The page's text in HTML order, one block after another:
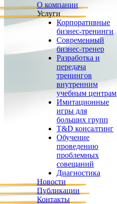
О компании
Услуги
Корпоративные
бизнес-тренинги
Современный
бизнес-тренер
Разработка и
передача
тренингов
внутренним
учебным центрам
Имитационные
игры для
больших групп
T&D консалтинг
Обучение
проведению
проблемных
совещаний
Диагностика
Новости
Публикации
Контакты